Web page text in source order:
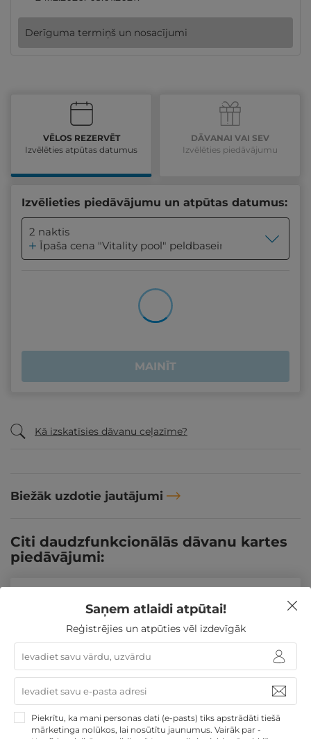
Derīguma termiņš un nosacījumi
VĒLOS REZERVĒT
Izvēlēties atpūtas datumus
DĀVANAI VAI SEV
Izvēlēties piedāvājumu
Izvēlieties piedāvājumu un atpūtas datumus:
2 naktis
Īpaša cena "Vitality pool" peldbaseina, džakuzi un
MAINĪT
Kā izskatīsies dāvanu ceļazīme?
Biežāk uzdotie jautājumi
Citi daudzfunkcionālās dāvanu kartes
piedāvājumi:
TOP piedāvājumus
Līdzīgi atpūtas piedāvājumi
REZERVĀCIJAinternetā
Saņem atlaidi atpūtai!
Reģistrējies un atpūties vēl izdevīgāk
Piekrītu, ka mani personas dati (e-pasts) tiks apstrādāti tiešā
mārketinga nolūkos, lai nosūtītu jaunumus. Vairāk par -